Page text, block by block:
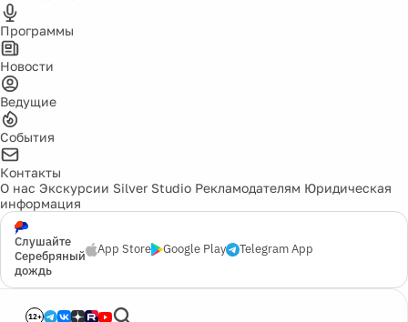
Программы
Новости
Ведущие
События
Контакты
О нас Экскурсии Silver Studio Рекламодателям Юридическая
информация
Слушайте
Серебряный
дождь
App Store Google Play Telegram App
12+